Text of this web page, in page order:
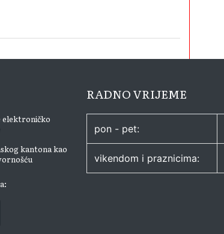
elektroničko
kantona kao
RADNO VRIJEME
pon - pet:
vikendom i praznicima: